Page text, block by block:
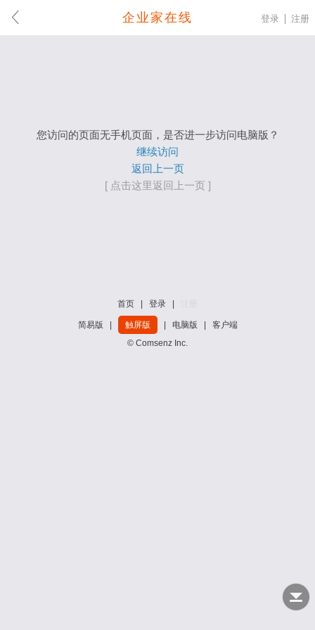
企业家在线 登录 注册
您访问的页面无手机页面，是否进一步访问电脑版？
继续访问
返回上一页
[ 点击这里返回上一页 ]
首页 登录
简易版 触屏版 电脑版
客户端
© Comsenz Inc.